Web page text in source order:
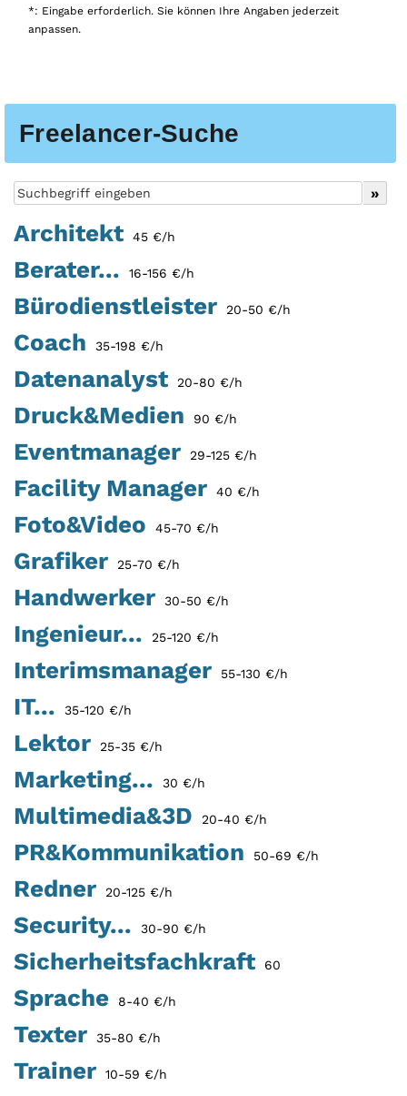
Freelancer-Suche
Architekt 45 €/h
Berater... 16-156 €/h
Bürodienstleister 20-50 €/h
Coach 35-198 €/h
Datenanalyst 20-80 €/h
Druck&Medien 90 €/h
Eventmanager 29-125 €/h
Facility Manager 40 €/h
Foto&Video 45-70 €/h
Grafiker 25-70 €/h
Handwerker 30-50 €/h
Ingenieur... 25-120 €/h
Interimsmanager 55-130 €/h
IT... 35-120 €/h
Lektor 25-35 €/h
Marketing... 30 €/h
Multimedia&3D 20-40 €/h
PR&Kommunikation 50-69 €/h
Redner 20-125 €/h
Security... 30-90 €/h
Sicherheitsfachkraft 60
Sprache 8-40 €/h
Texter 35-80 €/h
Trainer 10-59 €/h
*: Eingabe erforderlich. Sie können Ihre Angaben jederzeit
anpassen.